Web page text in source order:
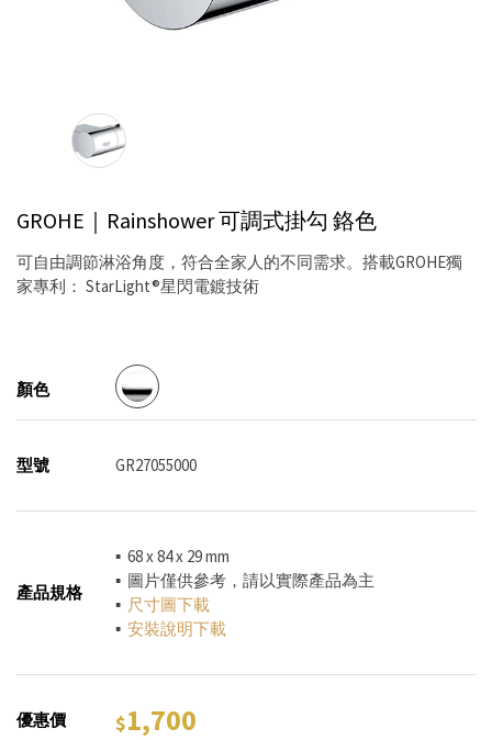
GROHE｜Rainshower 可調式掛勾 鉻色
可自由調節淋浴角度，符合全家人的不同需求。搭載GROHE獨
家專利： StarLight®星閃電鍍技術
顏色
型號 GR27055000
產品規格
▪ 68 x 84 x 29 mm
▪ 圖片僅供參考，請以實際產品為主
▪ 尺寸圖下載
▪ 安裝說明下載
優惠價 1,700